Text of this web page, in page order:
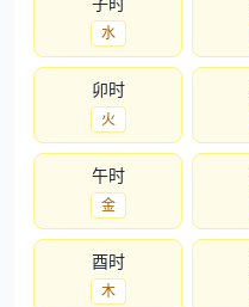
水
卯时
火
午时
金
酉时
木